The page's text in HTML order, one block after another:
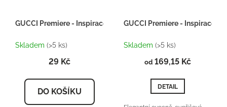
GUCCI Premiere - Inspirace F039 - tester 2ml
Skladem (>5 ks)
29 Kč
DO KOŠÍKU
GUCCI Premiere - Inspirace
Skladem (>5 ks)
od 169,15 Kč
DETAIL